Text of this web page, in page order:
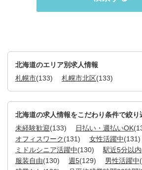
北海道のエリア別求人情報
札幌市(133) 札幌市北区(133)
北海道の求人情報をこだわり条件で絞り
未経験歓迎(133) 日払い・週払いOK
オフィスワーク(131) 女性活躍中(131)
ミドルシニア活躍中(130) 駅近5分以内
服装自由(130) 週5(129) 男性活躍中